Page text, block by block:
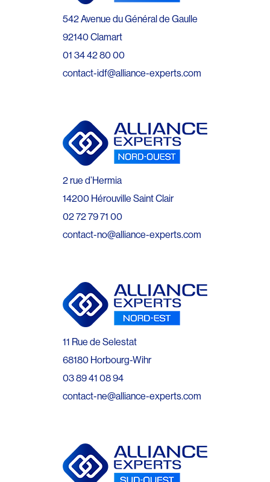
542 Avenue du Général de Gaulle
92140 Clamart
01 34 42 80 00
contact-idf@alliance-experts.com
2 rue d’Hermia
14200 Hérouville Saint Clair
02 72 79 71 00
contact-no@alliance-experts.com
11 Rue de Selestat
68180 Horbourg-Wihr
03 89 41 08 94
contact-ne@alliance-experts.com